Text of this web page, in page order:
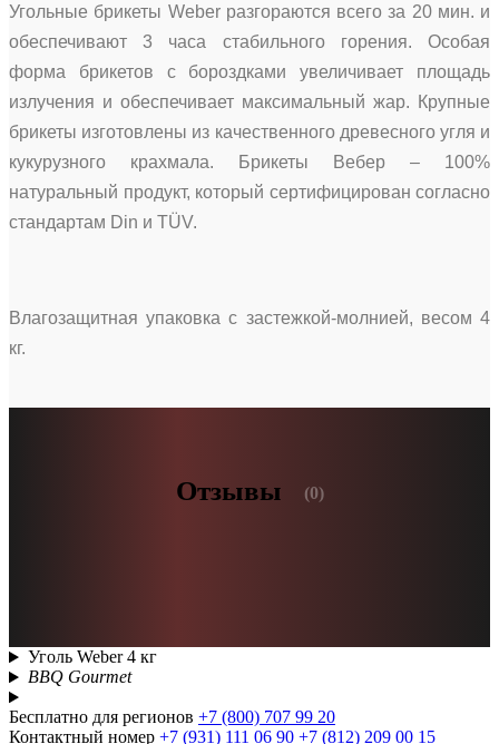
Угольные брикеты Weber разгораются всего за 20 мин. и
обеспечивают 3 часа стабильного горения. Особая
форма брикетов с бороздками увеличивает площадь
излучения и обеспечивает максимальный жар. Крупные
брикеты изготовлены из качественного древесного угля и
кукурузного крахмала. Брикеты Вебер – 100%
натуральный продукт, который сертифицирован согласно
стандартам Din и TÜV.
Влагозащитная упаковка с застежкой-молнией, весом 4
кг.
Отзывы (0)
Уголь Weber 4 кг
BBQ Gourmet
Бесплатно для регионов +7 (800) 707 99 20
Контактный номер +7 (931) 111 06 90 +7 (812) 209 00 15